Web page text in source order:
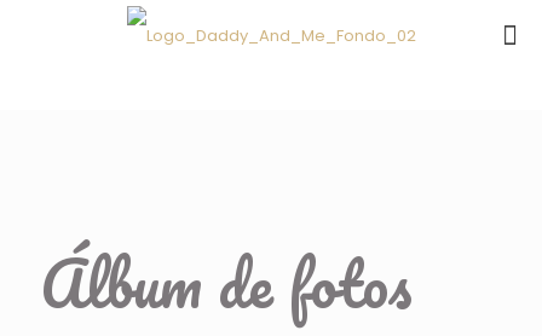
Álbum de fotos